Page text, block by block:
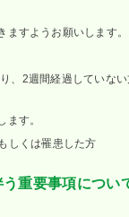
すようお願いします。
、2週間経過していな
す。
しくは罹患した方
重要事項につい